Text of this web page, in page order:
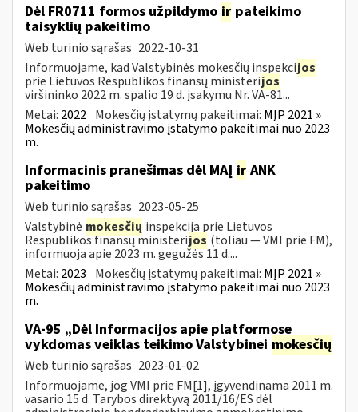
Dėl FR0711 formos užpildymo ir pateikimo
taisyklių pakeitimo
Web turinio sąrašas 2022-10-31
Informuojame, kad Valstybinės mokesčių inspekcijos
prie Lietuvos Respublikos finansų ministerijos
viršininko 2022 m. spalio 19 d. įsakymu Nr. VA-81...
Metai: 2022 Mokesčių įstatymų pakeitimai: MĮP 2021 »
Mokesčių administravimo įstatymo pakeitimai nuo 2023
m.
Informacinis pranešimas dėl MAĮ ir ANK
pakeitimo
Web turinio sąrašas 2023-05-25
Valstybinė mokesčių inspekcija prie Lietuvos
Respublikos finansų ministerijos (toliau — VMI prie FM),
informuoja apie 2023 m. gegužės 11 d....
Metai: 2023 Mokesčių įstatymų pakeitimai: MĮP 2021 »
Mokesčių administravimo įstatymo pakeitimai nuo 2023
m.
VA-95 „Dėl Informacijos apie platformose
vykdomas veiklas teikimo Valstybinei mokesčių
Web turinio sąrašas 2023-01-02
Informuojame, jog VMI prie FM[1], įgyvendinama 2011 m.
vasario 15 d. Tarybos direktyvą 2011/16/ES dėl